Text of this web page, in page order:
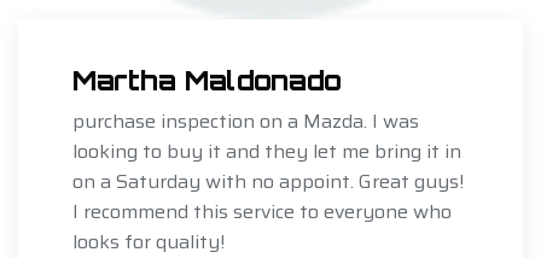
Martha Maldonado
purchase inspection on a Mazda. I was
looking to buy it and they let me bring it in
on a Saturday with no appoint. Great guys!
I recommend this service to everyone who
looks for quality!